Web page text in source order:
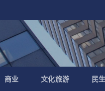
商业 文化旅游 民